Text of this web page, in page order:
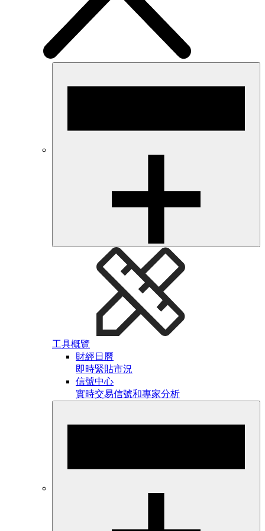
工具概覽
財經日曆
即時緊貼市況
信號中心
實時交易信號和專家分析